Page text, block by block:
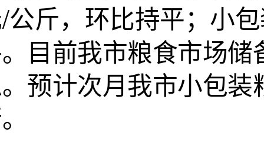
公斤，环比持平；小
目前我市粮食市场储
预计次月我市小包